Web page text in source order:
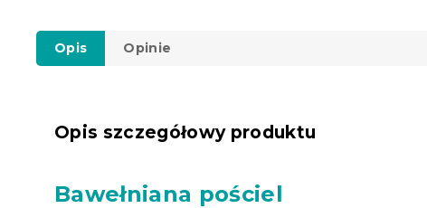
Opis Opinie
Opis szczegółowy produktu
Bawełniana pościel